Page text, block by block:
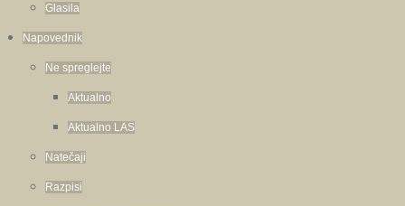
Glasila
Napovednik
Ne spreglejte
Aktualno
Aktualno LAS
Natečaji
Razpisi